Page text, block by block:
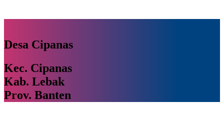
Desa Cipanas
Kec. Cipanas
Kab. Lebak
Prov. Banten